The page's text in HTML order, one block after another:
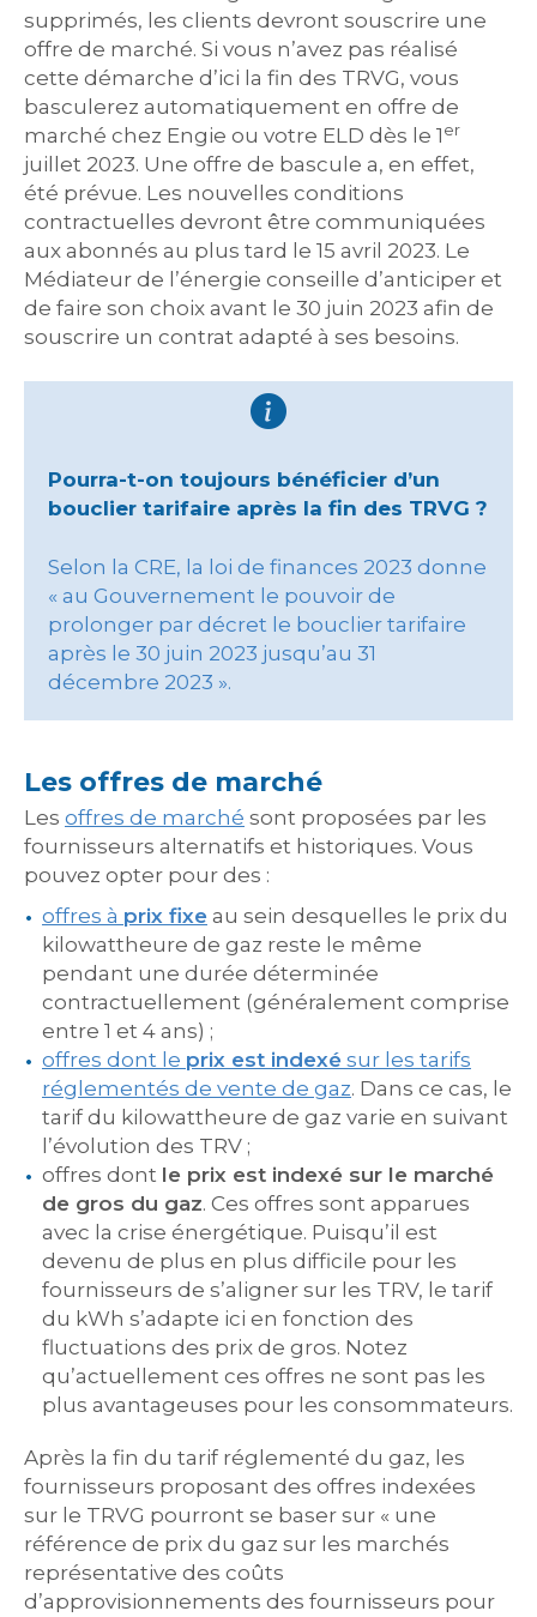
supprimés, les clients devront souscrire une
offre de marché. Si vous n’avez pas réalisé
cette démarche d’ici la fin des TRVG, vous
basculerez automatiquement en offre de
marché chez Engie ou votre ELD dès le 1 er
juillet 2023. Une offre de bascule a, en effet,
été prévue. Les nouvelles conditions
contractuelles devront être communiquées
aux abonnés au plus tard le 15 avril 2023. Le
Médiateur de l’énergie conseille d’anticiper et
de faire son choix avant le 30 juin 2023 afin de
souscrire un contrat adapté à ses besoins.
Pourra-t-on toujours bénéficier d’un
bouclier tarifaire après la fin des TRVG ?
Selon la CRE, la loi de finances 2023 donne
« au Gouvernement le pouvoir de
prolonger par décret le bouclier tarifaire
après le 30 juin 2023 jusqu’au 31
décembre 2023 ».
Les offres de marché
Les offres de marché sont proposées par les
fournisseurs alternatifs et historiques. Vous
pouvez opter pour des :
offres à prix fixe au sein desquelles le prix du
kilowattheure de gaz reste le même
pendant une durée déterminée
contractuellement (généralement comprise
entre 1 et 4 ans) ;
offres dont le prix est indexé sur les tarifs
réglementés de vente de gaz. Dans ce cas, le
tarif du kilowattheure de gaz varie en suivant
l’évolution des TRV ;
offres dont le prix est indexé sur le marché
de gros du gaz. Ces offres sont apparues
avec la crise énergétique. Puisqu’il est
devenu de plus en plus difficile pour les
fournisseurs de s’aligner sur les TRV, le tarif
du kWh s’adapte ici en fonction des
fluctuations des prix de gros. Notez
qu’actuellement ces offres ne sont pas les
plus avantageuses pour les consommateurs.
Après la fin du tarif réglementé du gaz, les
fournisseurs proposant des offres indexées
sur le TRVG pourront se baser sur « une
référence de prix du gaz sur les marchés
représentative des coûts
d’approvisionnements des fournisseurs pour